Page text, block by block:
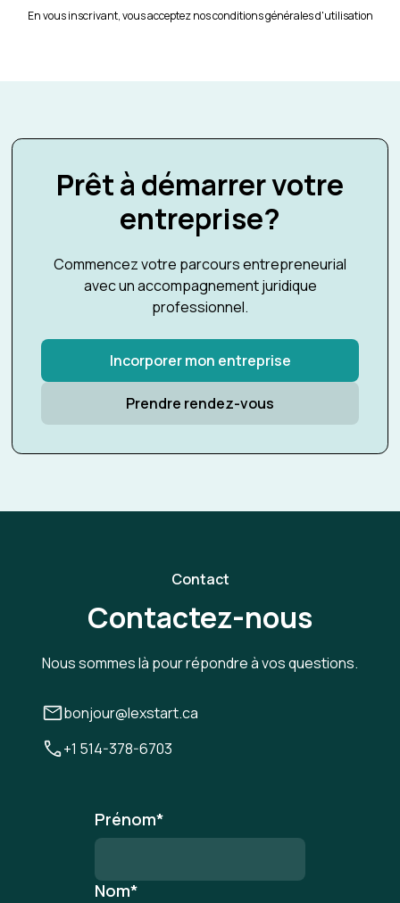
En vous inscrivant, vous acceptez nos conditions générales d'utilisation
Prêt à démarrer votre
entreprise?
Commencez votre parcours entrepreneurial
avec un accompagnement juridique
professionnel.
Incorporer mon entreprise
Prendre rendez-vous
Contact
Contactez-nous
Nous sommes là pour répondre à vos questions.
bonjour@lexstart.ca
+1 514-378-6703
Prénom*
Nom*